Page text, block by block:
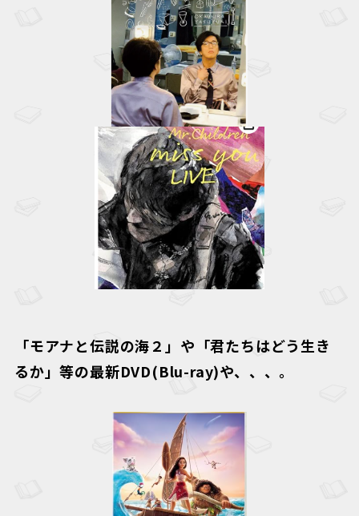
「モアナと伝説の海２ 」や「君たちはどう生き
るか」等の最新DVD(Blu-ray)や、、、。